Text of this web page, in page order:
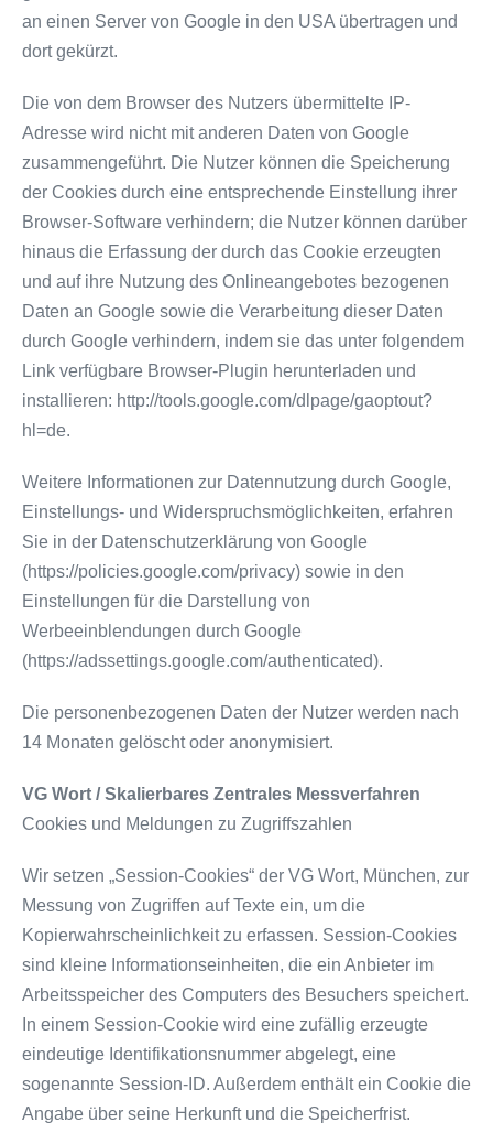
an einen Server von Google in den USA übertragen und
dort gekürzt.
Die von dem Browser des Nutzers übermittelte IP-
Adresse wird nicht mit anderen Daten von Google
zusammengeführt. Die Nutzer können die Speicherung
der Cookies durch eine entsprechende Einstellung ihrer
Browser-Software verhindern; die Nutzer können darüber
hinaus die Erfassung der durch das Cookie erzeugten
und auf ihre Nutzung des Onlineangebotes bezogenen
Daten an Google sowie die Verarbeitung dieser Daten
durch Google verhindern, indem sie das unter folgendem
Link verfügbare Browser-Plugin herunterladen und
installieren: http://tools.google.com/dlpage/gaoptout?
hl=de.
Weitere Informationen zur Datennutzung durch Google,
Einstellungs- und Widerspruchsmöglichkeiten, erfahren
Sie in der Datenschutzerklärung von Google
(https://policies.google.com/privacy) sowie in den
Einstellungen für die Darstellung von
Werbeeinblendungen durch Google
(https://adssettings.google.com/authenticated).
Die personenbezogenen Daten der Nutzer werden nach
14 Monaten gelöscht oder anonymisiert.
VG Wort / Skalierbares Zentrales Messverfahren
Cookies und Meldungen zu Zugriffszahlen
Wir setzen „Session-Cookies“ der VG Wort, München, zur
Messung von Zugriffen auf Texte ein, um die
Kopierwahrscheinlichkeit zu erfassen. Session-Cookies
sind kleine Informationseinheiten, die ein Anbieter im
Arbeitsspeicher des Computers des Besuchers speichert.
In einem Session-Cookie wird eine zufällig erzeugte
eindeutige Identifikationsnummer abgelegt, eine
sogenannte Session-ID. Außerdem enthält ein Cookie die
Angabe über seine Herkunft und die Speicherfrist.